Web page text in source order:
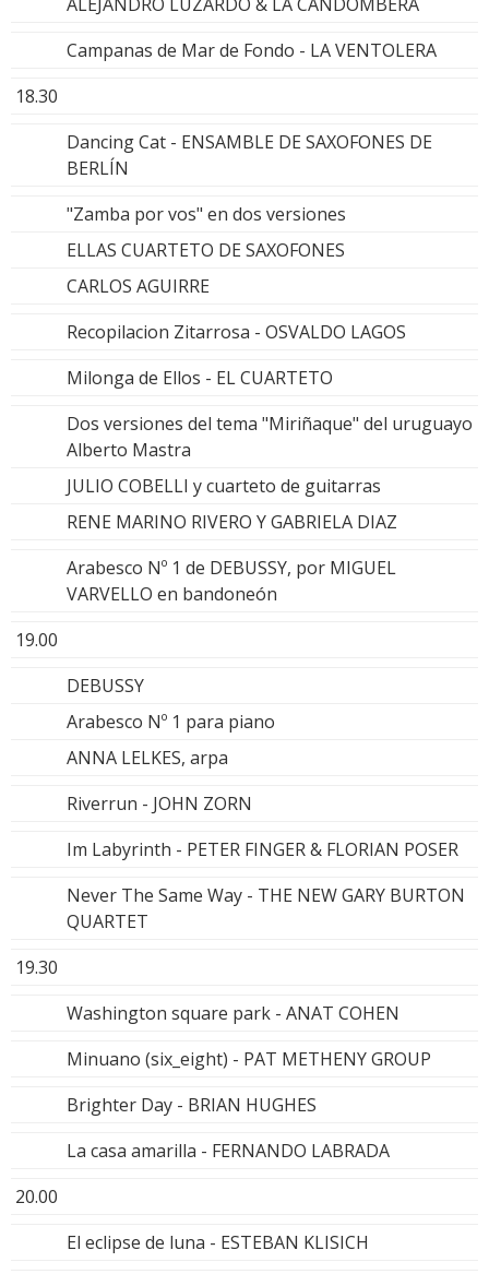
Campanas de Mar de Fondo - LA VENTOLERA
18.30
Dancing Cat - ENSAMBLE DE SAXOFONES DE
BERLÍN
"Zamba por vos" en dos versiones
ELLAS CUARTETO DE SAXOFONES
CARLOS AGUIRRE
Recopilacion Zitarrosa - OSVALDO LAGOS
Milonga de Ellos - EL CUARTETO
Dos versiones del tema "Miriñaque" del uruguayo
Alberto Mastra
JULIO COBELLI y cuarteto de guitarras
RENE MARINO RIVERO Y GABRIELA DIAZ
Arabesco Nº 1 de DEBUSSY, por MIGUEL
VARVELLO en bandoneón
19.00
DEBUSSY
Arabesco Nº 1 para piano
ANNA LELKES, arpa
Riverrun - JOHN ZORN
Im Labyrinth - PETER FINGER & FLORIAN POSER
Never The Same Way - THE NEW GARY BURTON
QUARTET
19.30
Washington square park - ANAT COHEN
Minuano (six_eight) - PAT METHENY GROUP
Brighter Day - BRIAN HUGHES
La casa amarilla - FERNANDO LABRADA
20.00
El eclipse de luna - ESTEBAN KLISICH